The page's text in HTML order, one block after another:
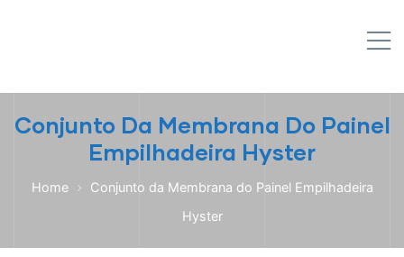
Conjunto Da Membrana Do Painel
Empilhadeira Hyster
Home
Conjunto da Membrana do Painel Empilhadeira
Hyster